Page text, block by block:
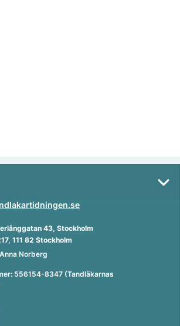
43, Stockholm
111 82 Stockholm
Norberg
556154-8347 (Tandläkarnas